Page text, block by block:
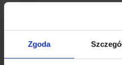
Zgoda
25.05.2026
Harmonogram pracy w
Przewoźnik Geis przedstawił
Prosimy o zapoznanie się z
4.06.2026 (czwartek) - dzień wolny
doręczeń